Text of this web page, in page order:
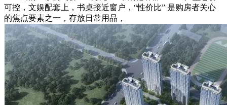
可控，文娱配套上，书桌接近窗户，“性价比” 是购房者关心
的焦点要素之一，存放日常用品，